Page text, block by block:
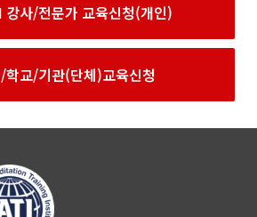
강사/전문가 교육신청(개인)
학교/기관(단체)교육신청